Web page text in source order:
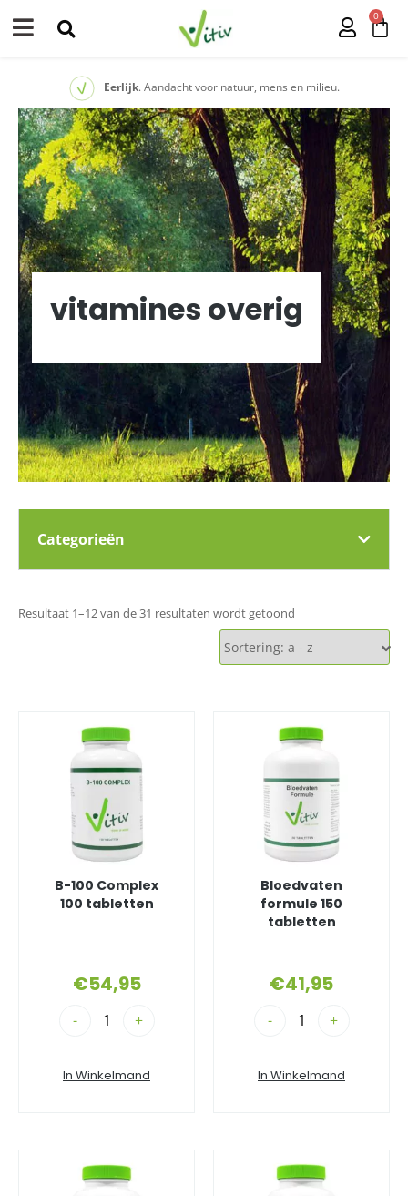
0
Eerlijk. Aandacht voor natuur, mens en milieu.
vitamines overig
Categorieën
Resultaat 1–12 van de 31 resultaten wordt getoond
B-100 Complex
100 tabletten
€54,95
- +
In Winkelmand
Bloedvaten
formule 150
tabletten
€41,95
- +
In Winkelmand